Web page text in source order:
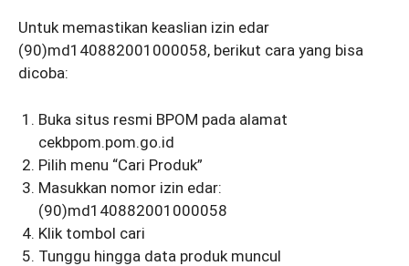
Untuk memastikan keaslian izin edar
(90)md140882001000058, berikut cara yang bisa
dicoba:
Buka situs resmi BPOM pada alamat
cekbpom.pom.go.id
Pilih menu “Cari Produk”
Masukkan nomor izin edar:
(90)md140882001000058
Klik tombol cari
Tunggu hingga data produk muncul